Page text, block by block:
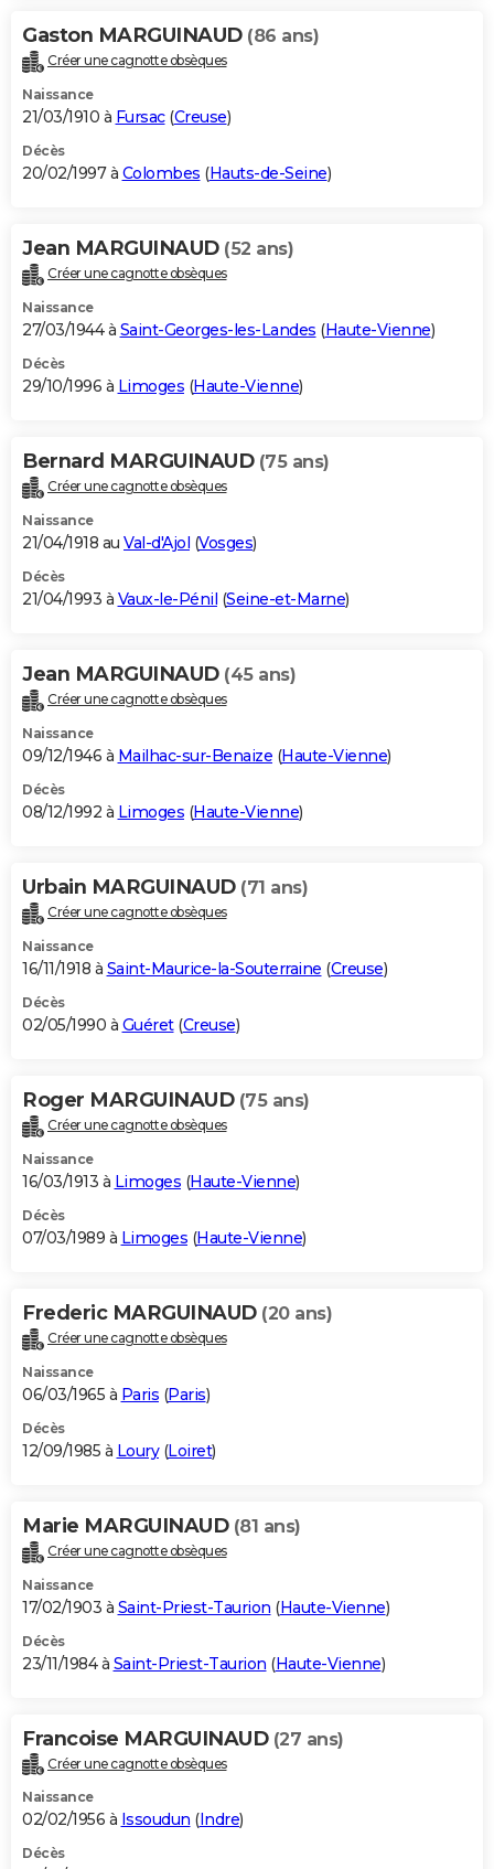
Gaston MARGUINAUD (86 ans)
Créer une cagnotte obsèques
Naissance
21/03/1910 à Fursac(Creuse)
Décès
20/02/1997 à Colombes (Hauts-de-Seine)
Jean MARGUINAUD (52 ans)
Créer une cagnotte obsèques
Naissance
27/03/1944 à Saint-Georges-les-Landes (Haute-Vienne)
Décès
29/10/1996 à Limoges (Haute-Vienne)
Bernard MARGUINAUD (75 ans)
Créer une cagnotte obsèques
Naissance
21/04/1918 au Val-d'Ajol (Vosges)
Décès
21/04/1993 à Vaux-le-Pénil (Seine-et-Marne)
Jean MARGUINAUD (45 ans)
Créer une cagnotte obsèques
Naissance
09/12/1946 à Mailhac-sur-Benaize (Haute-Vienne)
Décès
08/12/1992 à Limoges (Haute-Vienne)
Urbain MARGUINAUD (71 ans)
Créer une cagnotte obsèques
Naissance
16/11/1918 à Saint-Maurice-la-Souterraine (Creuse)
Décès
02/05/1990 à Guéret(Creuse)
Roger MARGUINAUD (75 ans)
Créer une cagnotte obsèques
Naissance
16/03/1913 à Limoges (Haute-Vienne)
Décès
07/03/1989 à Limoges (Haute-Vienne)
Frederic MARGUINAUD (20 ans)
Créer une cagnotte obsèques
Naissance
06/03/1965 à Paris (Paris)
Décès
12/09/1985 à Loury(Loiret)
Marie MARGUINAUD (81 ans)
Créer une cagnotte obsèques
Naissance
17/02/1903 à Saint-Priest-Taurion (Haute-Vienne)
Décès
23/11/1984 à Saint-Priest-Taurion (Haute-Vienne)
Francoise MARGUINAUD (27 ans)
Créer une cagnotte obsèques
Naissance
02/02/1956 à Issoudun (Indre)
Décès